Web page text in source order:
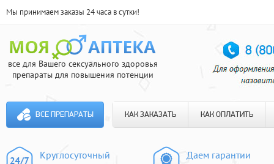
Мы принимаем заказы 24 часа в сутки!
все для Вашего сексуального здоровья
препараты для повышения потенции
ВСЕ ПРЕПАРАТЫ КАК ЗАКАЗАТЬ КАК ОПЛАТИТЬ
Круглосуточный Даем гарантии